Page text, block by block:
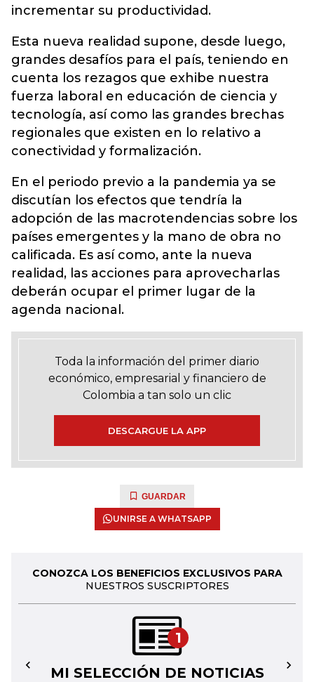
incrementar su productividad.
Esta nueva realidad supone, desde luego,
grandes desafíos para el país, teniendo en
cuenta los rezagos que exhibe nuestra
fuerza laboral en educación de ciencia y
tecnología, así como las grandes brechas
regionales que existen en lo relativo a
conectividad y formalización.
En el periodo previo a la pandemia ya se
discutían los efectos que tendría la
adopción de las macrotendencias sobre los
países emergentes y la mano de obra no
calificada. Es así como, ante la nueva
realidad, las acciones para aprovecharlas
deberán ocupar el primer lugar de la
agenda nacional.
Toda la información del primer diario
económico, empresarial y financiero de
Colombia a tan solo un clic
DESCARGUE LA APP
GUARDAR
UNIRSE A WHATSAPP
CONOZCA LOS BENEFICIOS EXCLUSIVOS PARA
NUESTROS SUSCRIPTORES
1
MI SELECCIÓN DE NOTICIAS
← →